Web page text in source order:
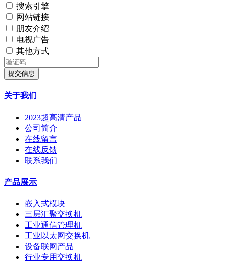
搜索引擎
网站链接
朋友介绍
电视广告
其他方式
提交信息
关于我们
2023超高清产品
公司简介
在线留言
在线反馈
联系我们
产品展示
嵌入式模块
三层汇聚交换机
工业通信管理机
工业以太网交换机
设备联网产品
行业专用交换机